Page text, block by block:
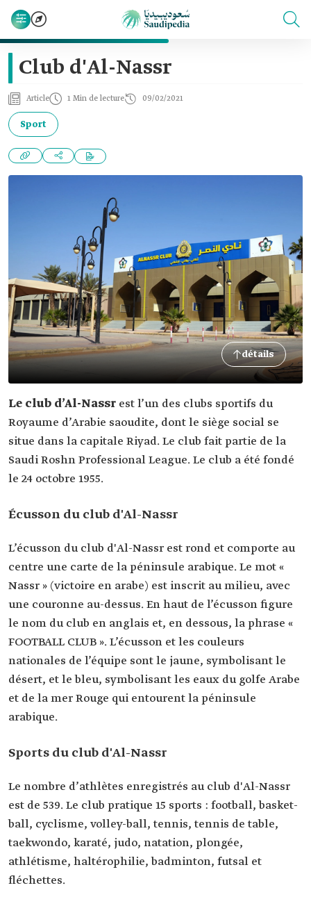
Club d'Al-Nassr
Article 1 Min de lecture 09/02/2021
Sport
détails
Le club d’Al-Nassr est l’un des clubs sportifs du
Royaume d’Arabie saoudite, dont le siège social se
situe dans la capitale Riyad. Le club fait partie de la
Saudi Roshn Professional League. Le club a été fondé
le 24 octobre 1955.
Écusson du club d'Al-Nassr
L’écusson du club d'Al-Nassr est rond et comporte au
centre une carte de la péninsule arabique. Le mot «
Nassr » (victoire en arabe) est inscrit au milieu, avec
une couronne au-dessus. En haut de l’écusson figure
le nom du club en anglais et, en dessous, la phrase «
FOOTBALL CLUB ». L’écusson et les couleurs
nationales de l’équipe sont le jaune, symbolisant le
désert, et le bleu, symbolisant les eaux du golfe Arabe
et de la mer Rouge qui entourent la péninsule
arabique.
Sports du club d'Al-Nassr
Le nombre d’athlètes enregistrés au club d'Al-Nassr
est de 539. Le club pratique 15 sports : football, basket-
ball, cyclisme, volley-ball, tennis, tennis de table,
taekwondo, karaté, judo, natation, plongée,
athlétisme, haltérophilie, badminton, futsal et
fléchettes.